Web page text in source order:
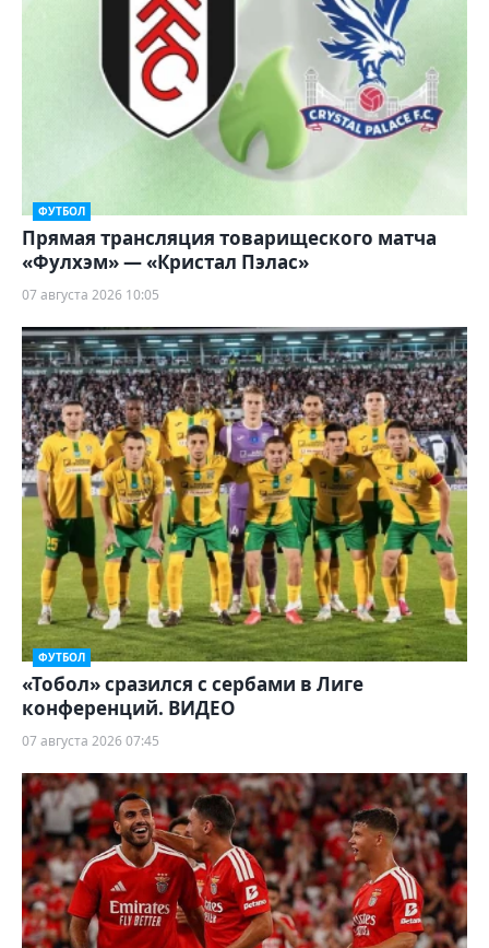
ФУТБОЛ
Прямая трансляция товарищеского матча
«Фулхэм» — «Кристал Пэлас»
07 августа 2026 10:05
ФУТБОЛ
«Тобол» сразился с сербами в Лиге
конференций. ВИДЕО
07 августа 2026 07:45